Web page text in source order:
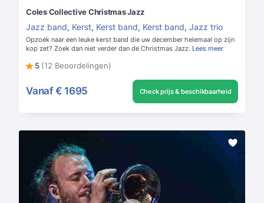
Coles Collective Christmas Jazz
Jazz band, Kerst, Kerst band, Kerst band, Jazz trio
Opzoek naar een leuke kerst band die uw december helemaal op zijn
kop zet? Zoek dan niet verder dan de Christmas Jazz. Lees meer
5 (12 Beoordelingen)
Vanaf € 1695 Check prijs & beschikbaarheid